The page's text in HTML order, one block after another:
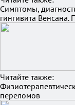
Симптомы,
гингивита
Читайте также:
переломов